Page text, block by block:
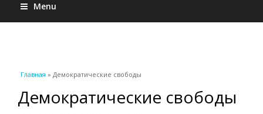
Menu
Вы здесь
Главная » Демократические свободы
Демократические свободы